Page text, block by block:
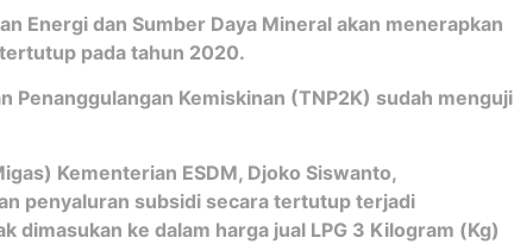
Energi dan Sumber Daya Mineral akan menerapkan
pada tahun 2020.
Penanggulangan Kemiskinan (TNP2K) sudah menguji
Kementerian ESDM, Djoko Siswanto,
penyaluran subsidi secara tertutup terjadi
dimasukan ke dalam harga jual LPG 3 Kilogram (Kg)